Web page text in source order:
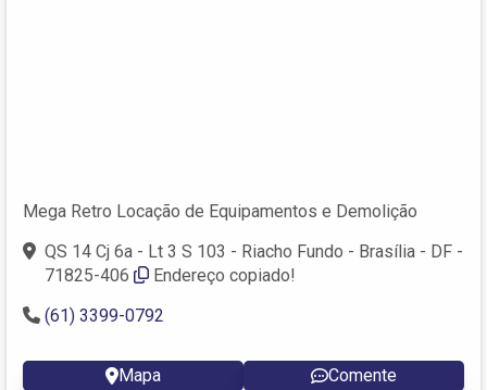
Mega Retro Locação de Equipamentos e Demolição
QS 14 Cj 6a - Lt 3 S 103 - Riacho Fundo - Brasília - DF -
71825-406
Endereço copiado!
(61) 3399-0792
Mapa Comente